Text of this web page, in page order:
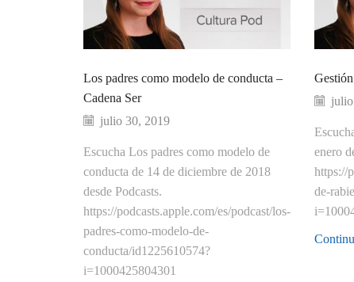
Los padres como modelo de conducta –
Cadena Ser
julio 30, 2019
Escucha Los padres como modelo de
conducta de 14 de diciembre de 2018
desde Podcasts.
https://podcasts.apple.com/es/podcast/los-
padres-como-modelo-de-
conducta/id1225610574?
i=1000425804301
enero
https://
de-